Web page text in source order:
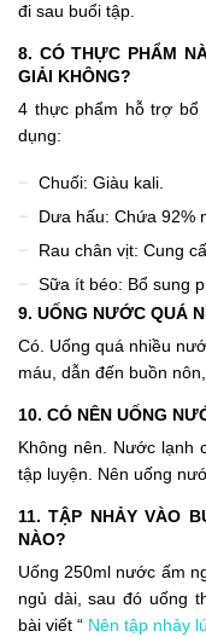
đi sau buổi tập.
8. CÓ THỰC PHẨM
GIẢI KHÔNG?
4 thực phẩm hỗ trợ
dụng:
Chuối: Giàu kali.
Dưa hấu: Chứa 92%
Rau chân vịt: Cung
Sữa ít béo: Bổ sung
9. UỐNG NƯỚC QUÁ
Có. Uống quá nhiều
máu, dẫn đến buồn
10. CÓ NÊN UỐNG
Không nên. Nước lạnh
tập luyện. Nên uống
11. TẬP NHẢY VÀO
NÀO?
Uống 250ml nước ấm
ngủ dài, sau đó uống
bài viết “ Nên tập nhảy